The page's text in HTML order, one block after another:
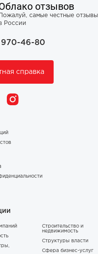
отзывов
Пожалуй, самые честные отзывы
России
970-46-80
справка
Строительство и
недвижимость
Структуры власти
Сфера бизнес-услуг